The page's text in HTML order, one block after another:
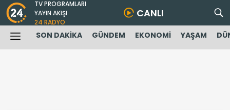
TV PROGRAMLARI
YAYIN AKIŞI
24 RADYO
CANLI
SON DAKİKA GÜNDEM EKONOMİ YAŞAM